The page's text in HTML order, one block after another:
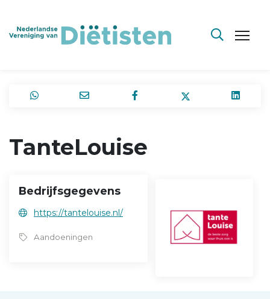
TanteLouise
Bedrijfsgegevens
https://tantelouise.nl/
Aandoeningen